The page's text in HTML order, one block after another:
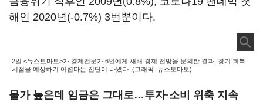
해인 2020년(-0.7%) 3번뿐이다.
2일 <뉴스토마토>가 경제전문가 6인에게 새해 경제 전망을 문의한 결과, 경기 회복
시점을 예상하기 어렵다는 진단이 나왔다. (그래픽=뉴스토마토)
물가 높은데 임금은 그대로…투자·소비 위축 지속